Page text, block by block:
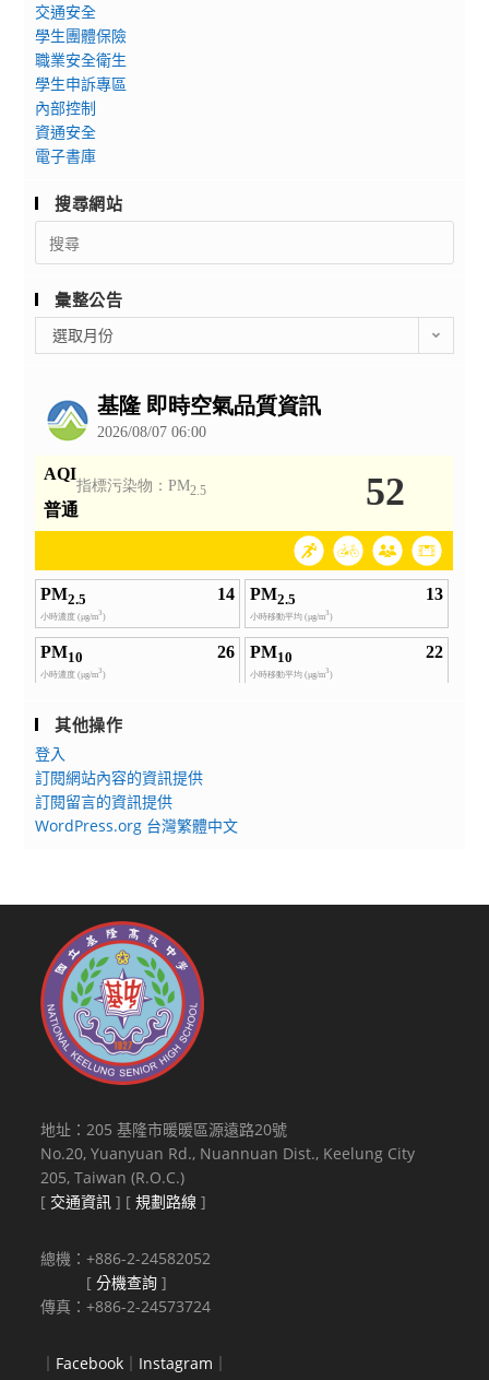
交通安全
學生團體保險
職業安全衛生
學生申訴專區
內部控制
資通安全
電子書庫
搜尋網站
Search
for:
彙整公告
整
選取月份
其他操作
登入
訂閱網站內容的資訊提供
訂閱留言的資訊提供
WordPress.org 台灣繁體中文
地址：205 基隆市暖暖區源遠路20號
No.20, Yuanyuan Rd., Nuannuan Dist., Keelung City
205, Taiwan (R.O.C.)
[ 交通資訊 ] [規劃路線 ]
總機：+886-2-24582052
[分機查詢 ]
傳真：+886-2-24573724
｜ Facebook ｜ Instagram ｜